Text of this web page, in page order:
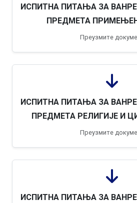
ИСПИТНА ПИТАЊА ЗА
ПРЕДМЕТА
Преузмите
ИСПИТНА ПИТАЊА ЗА
ПРЕДМЕТА РЕЛИГИЈЕ И
Преузмите
ИСПИТНА ПИТАЊА ЗА